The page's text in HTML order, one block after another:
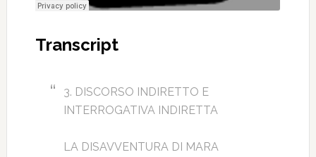
Transcript
3. DISCORSO INDIRETTO E
INTERROGATIVA INDIRETTA
LA DISAVVENTURA DI MARA